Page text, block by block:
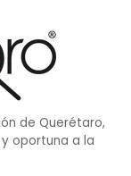
de Querétaro,
oportuna a la